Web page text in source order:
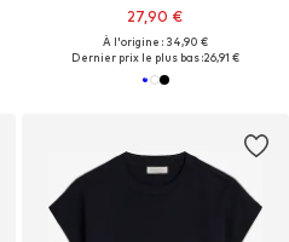
27,90 €
À l'origine : 34,90 €
Dernier prix le plus bas :26,91 €